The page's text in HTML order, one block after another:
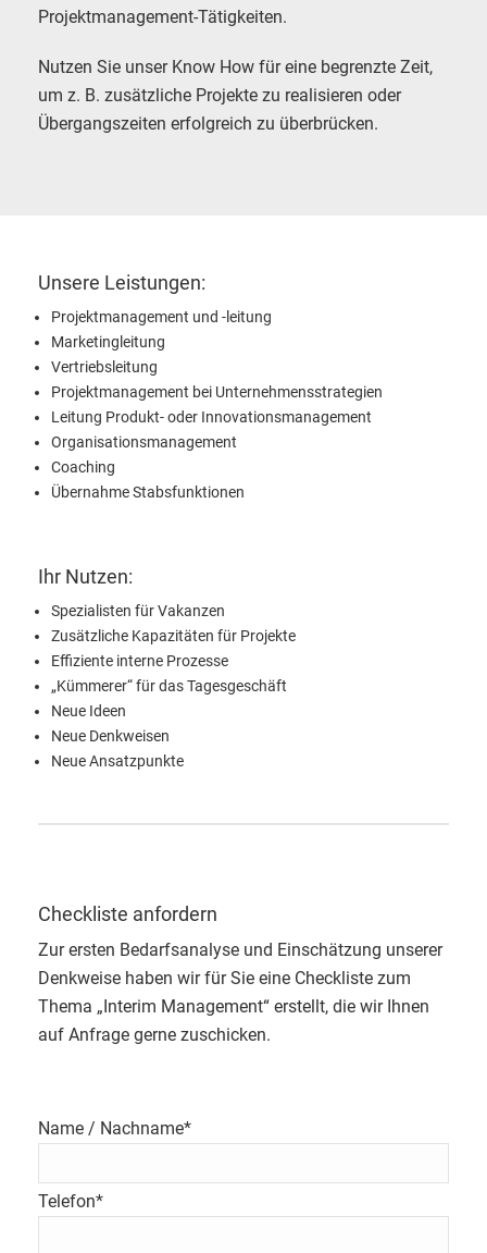
Projektmanagement-Tätigkeiten.
Nutzen Sie unser Know How für eine begrenzte Zeit,
um z. B. zusätzliche Projekte zu realisieren oder
Übergangszeiten erfolgreich zu überbrücken.
Unsere Leistungen:
Projektmanagement und -leitung
Marketingleitung
Vertriebsleitung
Projektmanagement bei Unternehmensstrategien
Leitung Produkt- oder Innovationsmanagement
Organisationsmanagement
Coaching
Übernahme Stabsfunktionen
Ihr Nutzen:
Spezialisten für Vakanzen
Zusätzliche Kapazitäten für Projekte
Effiziente interne Prozesse
„Kümmerer“ für das Tagesgeschäft
Neue Ideen
Neue Denkweisen
Neue Ansatzpunkte
Checkliste anfordern
Zur ersten Bedarfsanalyse und Einschätzung unserer
Denkweise haben wir für Sie eine Checkliste zum
Thema „Interim Management“ erstellt, die wir Ihnen
auf Anfrage gerne zuschicken.
Name / Nachname*
Telefon*